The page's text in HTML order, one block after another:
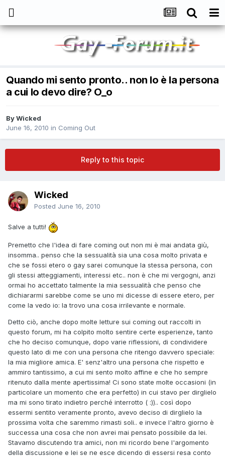
Quando mi sento pronto.. non lo è la persona
a cui lo devo dire? O_o
ByWicked
June 16, 2010 in Coming Out
Reply to this topic
Wicked
Posted June 16, 2010
Salve a tutti!
Premetto che l'idea di fare coming out non mi è mai andata giù,
insomma.. penso che la sessualità sia una cosa molto privata e
che se fossi etero o gay sarei comunque la stessa persona, con
gli stessi atteggiamenti, interessi etc.. non è che mi vergogni, anzi
ormai ho accettato talmente la mia sessualità che penso che
dichiararmi sarebbe come se uno mi dicesse di essere etero, per
come la vedo io: la trovo una cosa irrilevante e normale.
Detto ciò, anche dopo molte letture sui coming out raccolti in
questo forum, mi ha colpito molto sentire certe esperienze, tanto
che ho deciso comunque, dopo varie riflessioni, di condividere
questo lato di me con una persona che ritengo davvero speciale:
la mia migliore amica. E' senz'altro una persona che rispetto e
ammiro tantissimo, a cui mi sento molto affine e che ho sempre
ritenuto dalla mente apertissima! Ci sono state molte occasioni (in
particolare un momento che era perfetto) in cui stavo per dirglielo
ma mi sono tirato indietro perché interrotto ( :)).. così dopo
essermi sentito veramente pronto, avevo deciso di dirglielo la
prossima volta che saremmo rimasti soli.. e invece l'altro giorno è
successa una cosa che non avrei mai pensato possibile da lei.
Stavamo discutendo tra amici, non mi ricordo bene l'argomento
della discussione e lei se ne esce dicendo di essersi resa conto